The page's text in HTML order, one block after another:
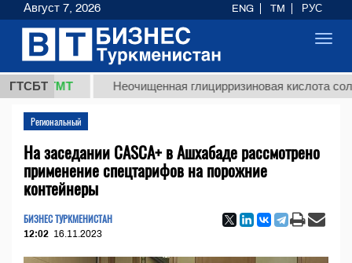
ГТСБТ
ТМТ Неочищенная глицирризиновая кислота
Региональный
На заседании CASCA+ в Ашхабаде рассмотрено
применение спецтарифов на порожние
контейнеры
БИЗНЕС ТУРКМЕНИСТАН
12:02 16.11.2023
Август 7, 2026 ENG TM РУС